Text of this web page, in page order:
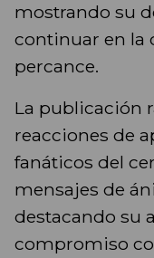
mostrando su
continuar en la
percance.
La publicación
reacciones de
fanáticos del
mensajes de
destacando su
compromiso